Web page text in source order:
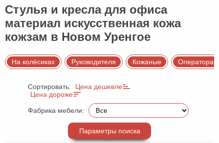
спальни
Шкафы
Диваны
Мягкая
мебель
Детская
гостиную
Стулья и кресла для офиса
материал искусственная кожа
кожзам в Новом Уренгое
На колёсиках Руководителя Кожаные Оператора
Сортировать:
Цена дешевле
Цена дороже
Фабрика мебели:
Параметры поиска